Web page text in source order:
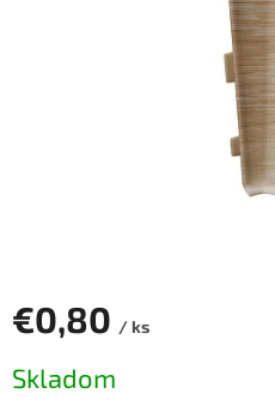
€0,80 / ks
cena:
Skladom